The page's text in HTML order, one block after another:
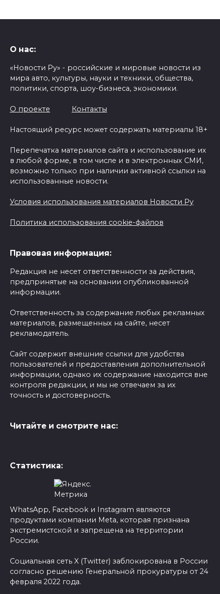
О нас:
«Новости Ру» - российские и мировые новости из
мира авто, культуры, науки и техники, общества,
политики, спорта, шоу-бизнеса, экономики.
О проекте Контакты
Настоящий ресурс может содержать материалы 18+
Перепечатка материалов сайта и использование их
в любой форме, в том числе и в электронных СМИ,
возможно только при наличии активной ссылки на
использованные новости.
Условия использования материалов Новости Ру
Политика использования cookie-файлов
Правовая информация:
Редакция не несет ответственности за действия,
предпринятые на основании опубликованной
информации.
Ответственность за содержание любых рекламных
материалов, размещенных на сайте, несет
рекламодатель.
Сайт содержит внешние ссылки для удобства
пользователей и предоставления дополнительной
информации, однако их содержание находится вне
контроля редакции, и мы не отвечаем за их
точность и достоверность.
Читайте и смотрите нас:
Статистика:
WhatsApp, Facebook и Instagram являются
продуктами компании Meta, которая признана
экстремистской и запрещена на территории
России.
Социальная сеть X (Twitter) заблокирована в России
согласно решению Генеральной прокуратуры от 24
февраля 2022 года.